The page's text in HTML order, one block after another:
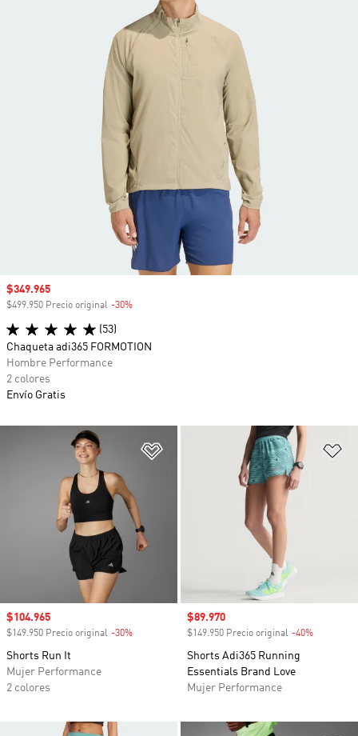
Añadir a la lista de deseos
Precio de venta
$104.965
$149.950 Precio original -30%
Shorts Run It
Mujer Performance
2 colores
Precio de venta
$89.970
$149.950 Precio original -40%
Shorts Adi365 Running
Essentials Brand Love
Mujer Performance
Precio de venta
$349.965
$499.950 Precio original -30%
(53)
Chaqueta adi365 FORMOTION
Hombre Performance
2 colores
Envío Gratis